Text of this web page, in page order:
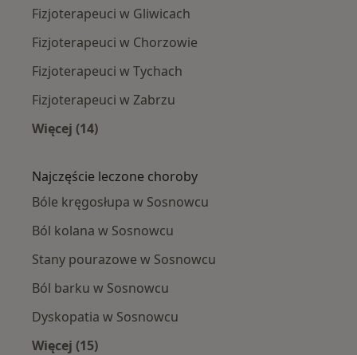
Fizjoterapeuci w Gliwicach
Fizjoterapeuci w Chorzowie
Fizjoterapeuci w Tychach
Fizjoterapeuci w Zabrzu
Więcej (14)
Najczęście leczone choroby
Bóle kręgosłupa w Sosnowcu
Ból kolana w Sosnowcu
Stany pourazowe w Sosnowcu
Ból barku w Sosnowcu
Dyskopatia w Sosnowcu
Więcej (15)